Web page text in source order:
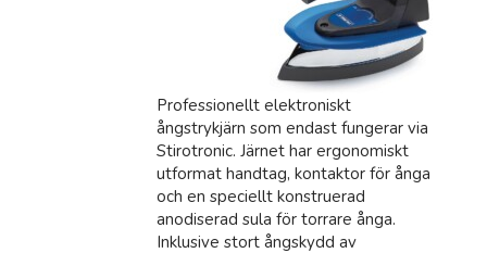
Professionellt elektroniskt
ångstrykjärn som endast fungerar via
Stirotronic. Järnet har ergonomiskt
utformat handtag, kontaktor för ånga
och en speciellt konstruerad
anodiserad sula för torrare ånga.
Inklusive stort ångskydd av